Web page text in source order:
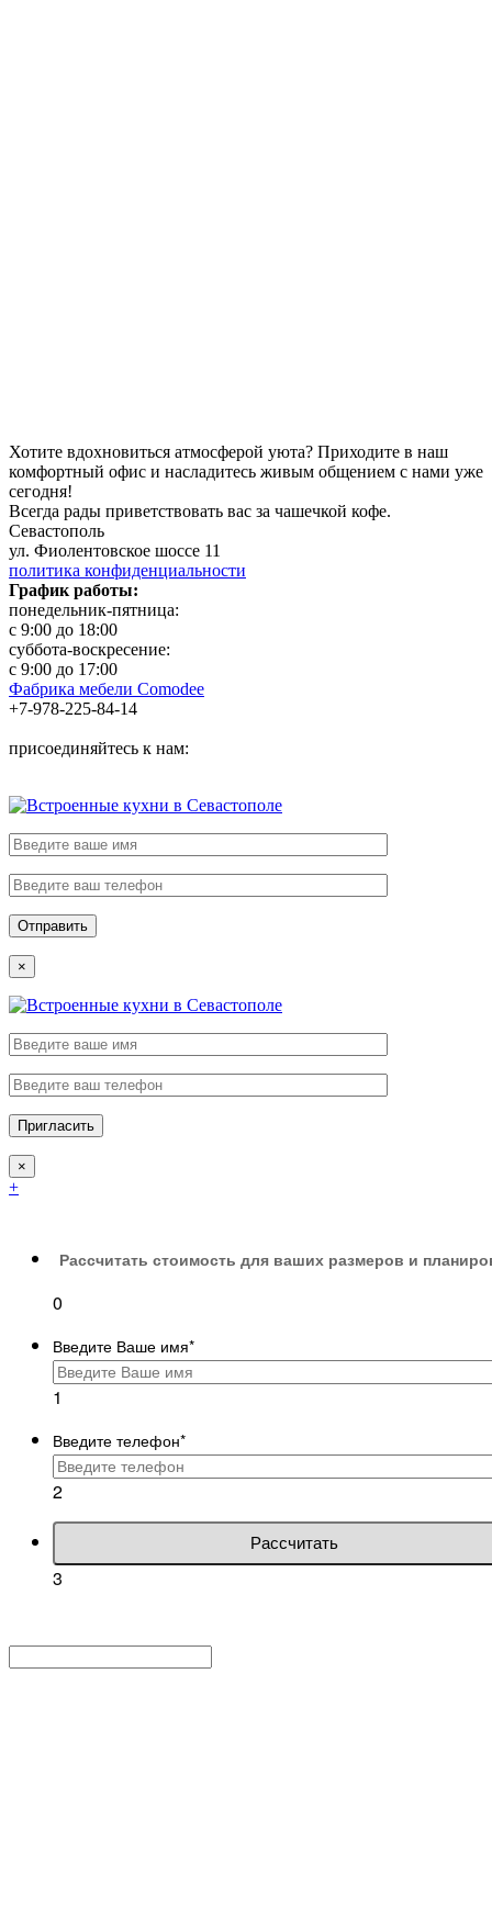
Хотите вдохновиться атмосферой уюта? Приходите в наш
комфортный офис и насладитесь живым общением с нами уже
сегодня!
Всегда рады приветствовать вас за чашечкой кофе.
Севастополь
ул. Фиолентовское шоссе 11
политика конфиденциальности
График работы:
понедельник-пятница:
с 9:00 до 18:00
суббота-воскресение:
с 9:00 до 17:00
Фабрика мебели Comodee
+7-978-225-84-14
присоединяйтесь к нам:
×
×
+
Рассчитать стоимость для ваших размеров и
0
Введите Ваше имя*
1
Введите телефон*
2
Рассчитать
3